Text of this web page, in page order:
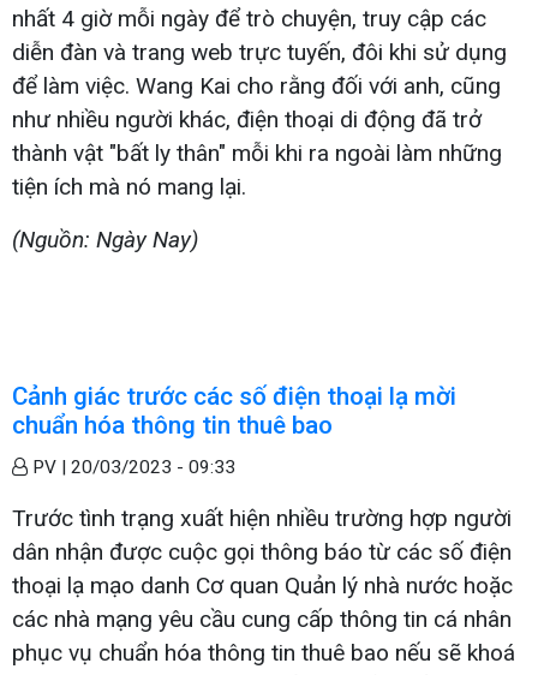
nhất 4 giờ mỗi ngày để trò chuyện, truy cập các
diễn đàn và trang web trực tuyến, đôi khi sử dụng
để làm việc. Wang Kai cho rằng đối với anh, cũng
như nhiều người khác, điện thoại di động đã trở
thành vật "bất ly thân" mỗi khi ra ngoài làm những
tiện ích mà nó mang lại.
(Nguồn: Ngày Nay)
Cảnh giác trước các số điện thoại lạ mời
chuẩn hóa thông tin thuê bao
PV | 20/03/2023 - 09:33
Trước tình trạng xuất hiện nhiều trường hợp người
dân nhận được cuộc gọi thông báo từ các số điện
thoại lạ mạo danh Cơ quan Quản lý nhà nước hoặc
các nhà mạng yêu cầu cung cấp thông tin cá nhân
phục vụ chuẩn hóa thông tin thuê bao nếu sẽ khoá